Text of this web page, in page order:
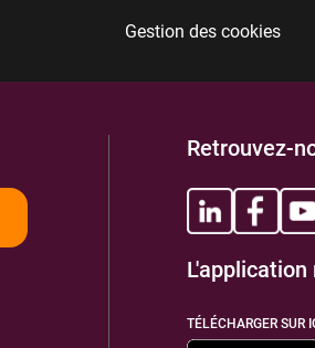
Gestion des cookies
Retrouvez-
L'application
TÉLÉCHARGER SUR